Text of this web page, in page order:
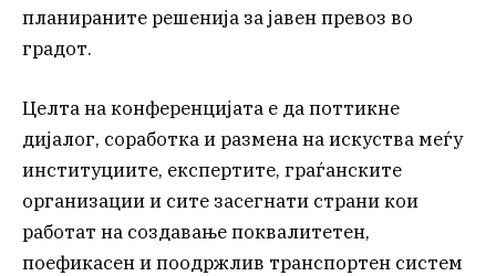
планираните решенија за јавен превоз во
градот.
Целта на конференцијата е да поттикне
дијалог, соработка и размена на искуства меѓу
институциите, експертите, граѓанските
организации и сите засегнати страни кои
работат на создавање поквалитетен,
поефикасен и поодржлив транспортен систем